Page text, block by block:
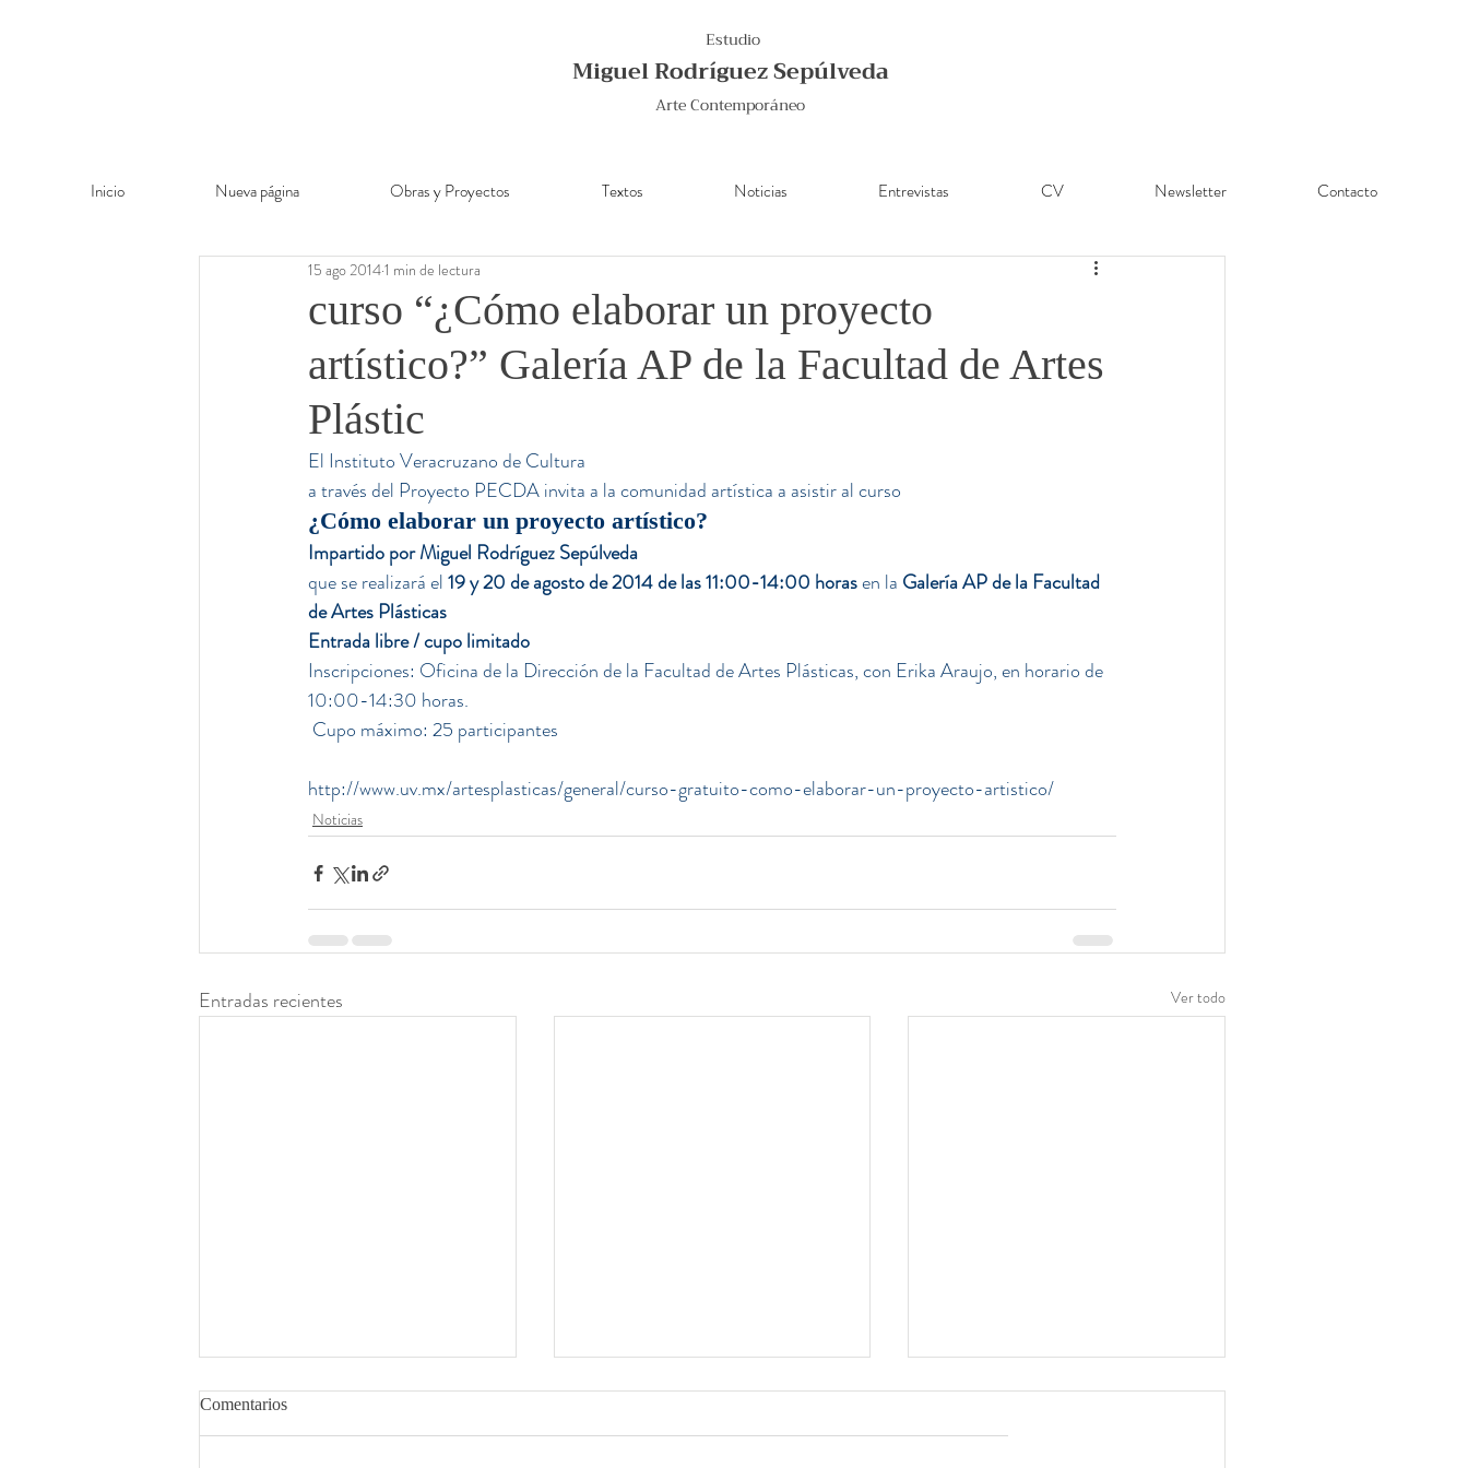
Estudio
Miguel Rodríguez Sepúlveda
Arte Contemporáneo
Inicio Nueva página Obras y Proyectos Textos Noticias Entrevistas CV Newsletter Contacto
curso “¿Cómo elaborar un proyecto
artístico?” Galería AP de la Facultad de Artes
Plástic
15 ago 20141 min de lectura
El Instituto Veracruzano de Cultura
a través del Proyecto PECDA invita a la comunidad artística a asistir al curso
¿Cómo elaborar un proyecto artístico?
Impartido por Miguel Rodríguez Sepúlveda
que se realizará el 19 y 20 de agosto de 2014 de las 11:00-14:00 horas en la Galería AP de la Facultad
de Artes Plásticas
Entrada libre / cupo limitado
Inscripciones: Oficina de la Dirección de la Facultad de Artes Plásticas, con Erika Araujo, en horario de
10:00-14:30 horas.
Cupo máximo: 25 participantes
http://www.uv.mx/artesplasticas/general/curso-gratuito-como-elaborar-un-proyecto-artistico/
Noticias
Entradas recientes Ver todo
Comentarios